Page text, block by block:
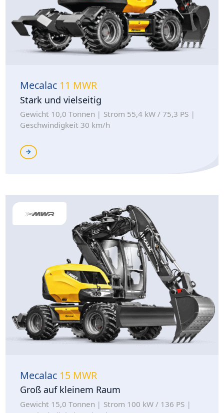
Mecalac 11 MWR
Stark und vielseitig
Gewicht 10,0 Tonnen
Strom 55,4 kW / 75,3 PS
Geschwindigkeit 30 km/h
Mecalac 15 MWR
Groß auf kleinem Raum
Gewicht 15,0 Tonnen
Strom 100 kW / 136 PS